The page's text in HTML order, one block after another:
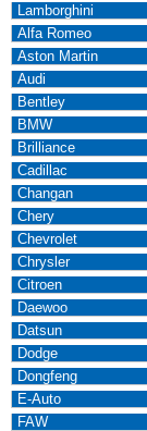
Lamborghini
Alfa Romeo
Aston Martin
Audi
Bentley
BMW
Brilliance
Cadillac
Changan
Chery
Chevrolet
Chrysler
Citroen
Daewoo
Datsun
Dodge
Dongfeng
E-Auto
FAW